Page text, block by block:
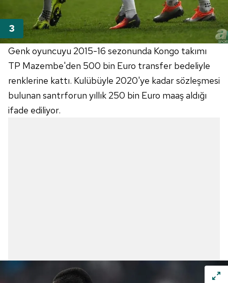
Genk oyuncuyu 2015-16 sezonunda Kongo takımı
TP Mazembe'den 500 bin Euro transfer bedeliyle
renklerine kattı. Kulübüyle 2020'ye kadar sözleşmesi
bulunan santrforun yıllık 250 bin Euro maaş aldığı
ifade ediliyor.